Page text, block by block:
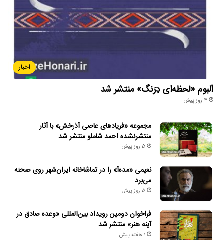
اخبار
آلبوم «لحظه‌ای دِرَنگ» منتشر شد
4 روز پیش
مجموعه «فریادهای عاصی آذرخش» با آثار
منتشرنشده احمد شاملو منتشر شد
5 روز پیش
نعیمی «مده‌آ» را در تماشاخانه ایران‌شهر روی صحنه
می‌برد
5 روز پیش
فراخوان دومین رویداد بین‌المللی «وعده صادق در
آینه هنر» منتشر شد
1 هفته پیش